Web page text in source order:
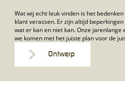
Wat wij echt leuk vinden is het
klant verassen. Er zijn altijd
wat er kan en niet kan. Onze
we komen met het juiste plan voor de
Ontwerp